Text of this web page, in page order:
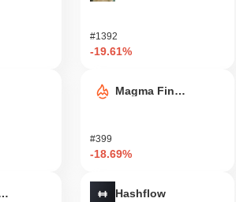
#1392
-19.61%
Magma Finance
#399
-18.69%
Hashflow